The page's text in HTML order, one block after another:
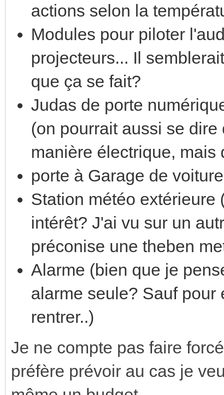
actions selon la
Modules pour piloter
projecteurs... Il
que ça se fait?
Judas de porte
(on pourrait aussi se
manière électrique, mais
porte à Garage de
Station météo extérieure
intérêt? J'ai vu sur un
préconise une theben
Alarme (bien que je
alarme seule? Sauf pour
rentrer..)
Je ne compte pas faire
préfère prévoir au cas je